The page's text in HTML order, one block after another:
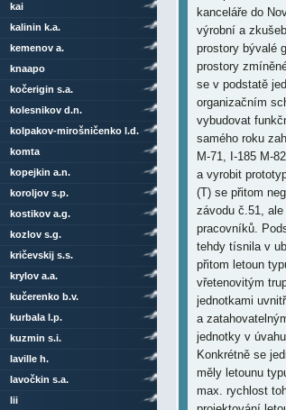
kai
kalinin k.a.
kemenov a.
knaapo
kočerigin s.a.
kolesnikov d.n.
kolpakov-mirošničenko l.d.
komta
kopejkin a.n.
koroljov s.p.
kostikov a.g.
kozlov s.g.
kričevskij s.s.
krylov a.a.
kučerenko b.v.
kurbala l.p.
kuzmin s.i.
laville h.
lavočkin s.a.
lii